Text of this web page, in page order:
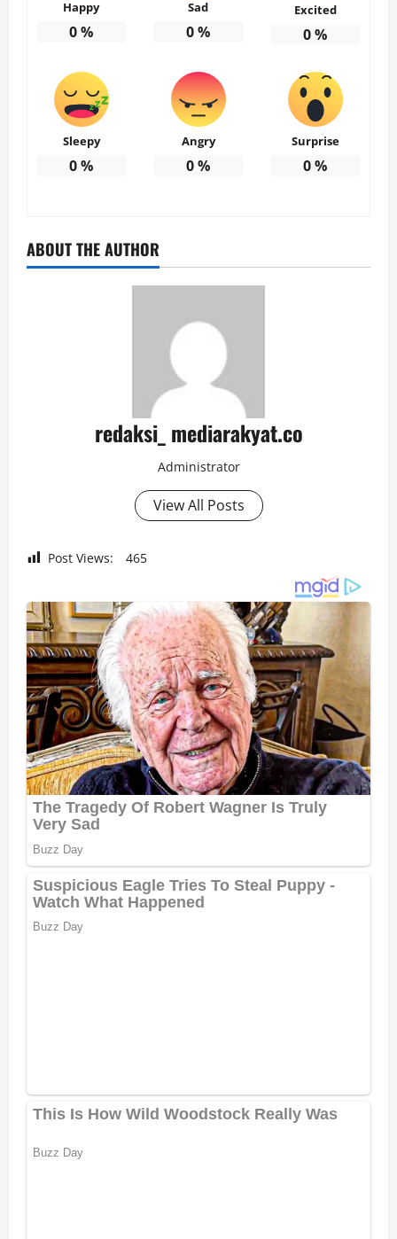
Happy
0%
Sad
0%
Excited
0%
Sleepy
0%
Angry
0%
Surprise
0%
ABOUT THE AUTHOR
redaksi_ mediarakyat.co
Administrator
View All Posts
Post Views: 465